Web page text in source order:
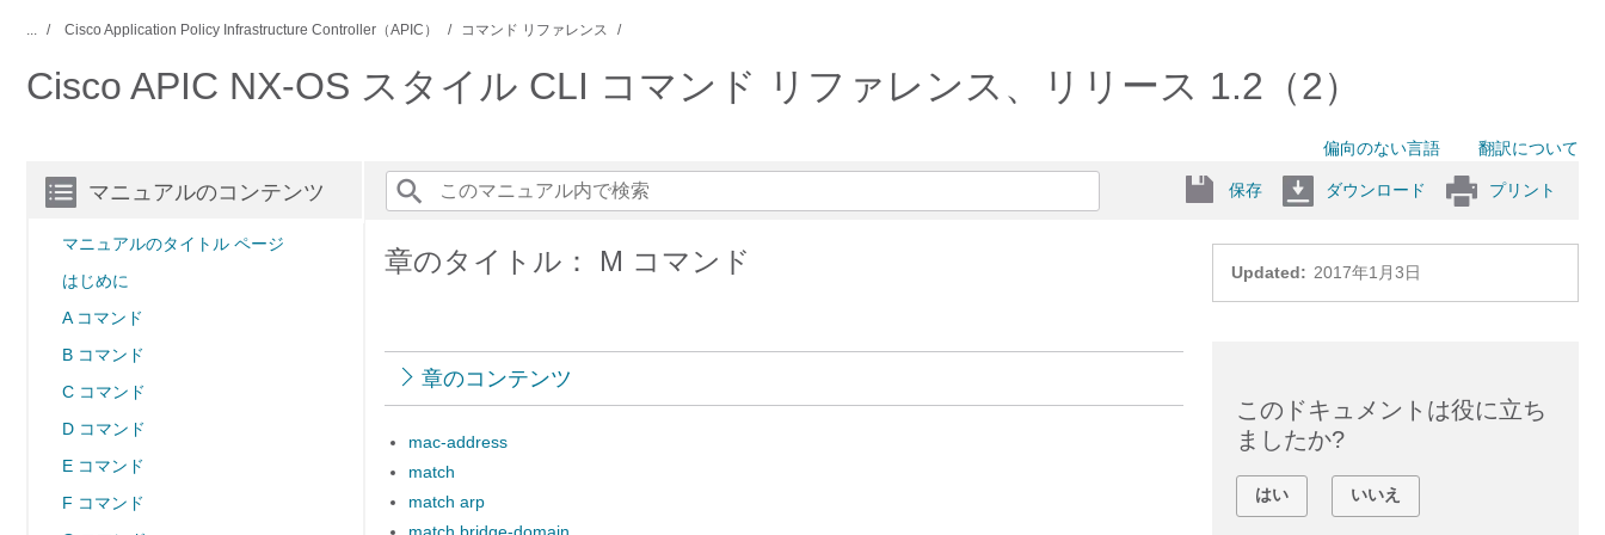
... Cisco Application Policy Infrastructure Controller（APIC） コマンド リファレンス
Cisco APIC NX-OS スタイル CLI コマンド リファレンス、リリース 1.2（2）
偏向のない言語 翻訳について
マニュアルのコンテンツ
マニュアルのタイトル ページ
はじめに
A コマンド
B コマンド
C コマンド
D コマンド
E コマンド
F コマンド
保存 ダウンロード プリント
Updated: 2017年1月3日
章のタイトル： M コマンド
章のコンテンツ
mac-address
match
match arp
このドキュメントは役に立ち
ましたか?
はい いいえ